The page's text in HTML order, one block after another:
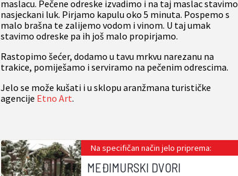
maslacu. Pečene odreske izvadimo i na taj maslac stavimo
nasjeckani luk. Pirjamo kapulu oko 5 minuta. Pospemo s
malo brašna te zalijemo vodom i vinom. U taj umak
stavimo odreske pa ih još malo propirjamo.
Rastopimo šećer, dodamo u tavu mrkvu narezanu na
trakice, pomiješamo i serviramo na pečenim odrescima.
Jelo se može kušati i u sklopu aranžmana turističke
agencije Etno Art.
Na specifičan način jelo priprema:
MEĐIMURSKI DVORI